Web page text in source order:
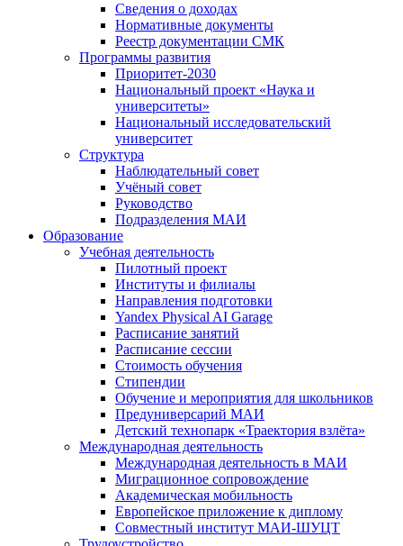
Сведения о доходах
Нормативные документы
Реестр документации СМК
Программы развития
Приоритет-2030
Национальный проект «Наука и
университеты»
Национальный исследовательский
университет
Структура
Наблюдательный совет
Учёный совет
Руководство
Подразделения МАИ
Образование
Учебная деятельность
Пилотный проект
Институты и филиалы
Направления подготовки
Yandex Physical AI Garage
Расписание занятий
Расписание сессии
Стоимость обучения
Стипендии
Обучение и мероприятия для школьников
Предуниверсарий МАИ
Детский технопарк «Траектория взлёта»
Международная деятельность
Международная деятельность в МАИ
Миграционное сопровождение
Академическая мобильность
Европейское приложение к диплому
Совместный институт МАИ-ШУЦТ